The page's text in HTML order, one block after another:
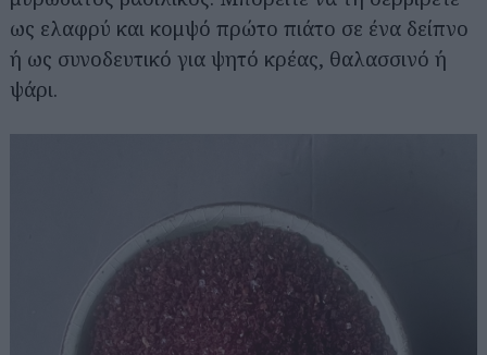
ως ελαφρύ και κομψό πρώτο πιάτο σε ένα δείπνο
ή ως συνοδευτικό για ψητό κρέας, θαλασσινό ή
ψάρι.